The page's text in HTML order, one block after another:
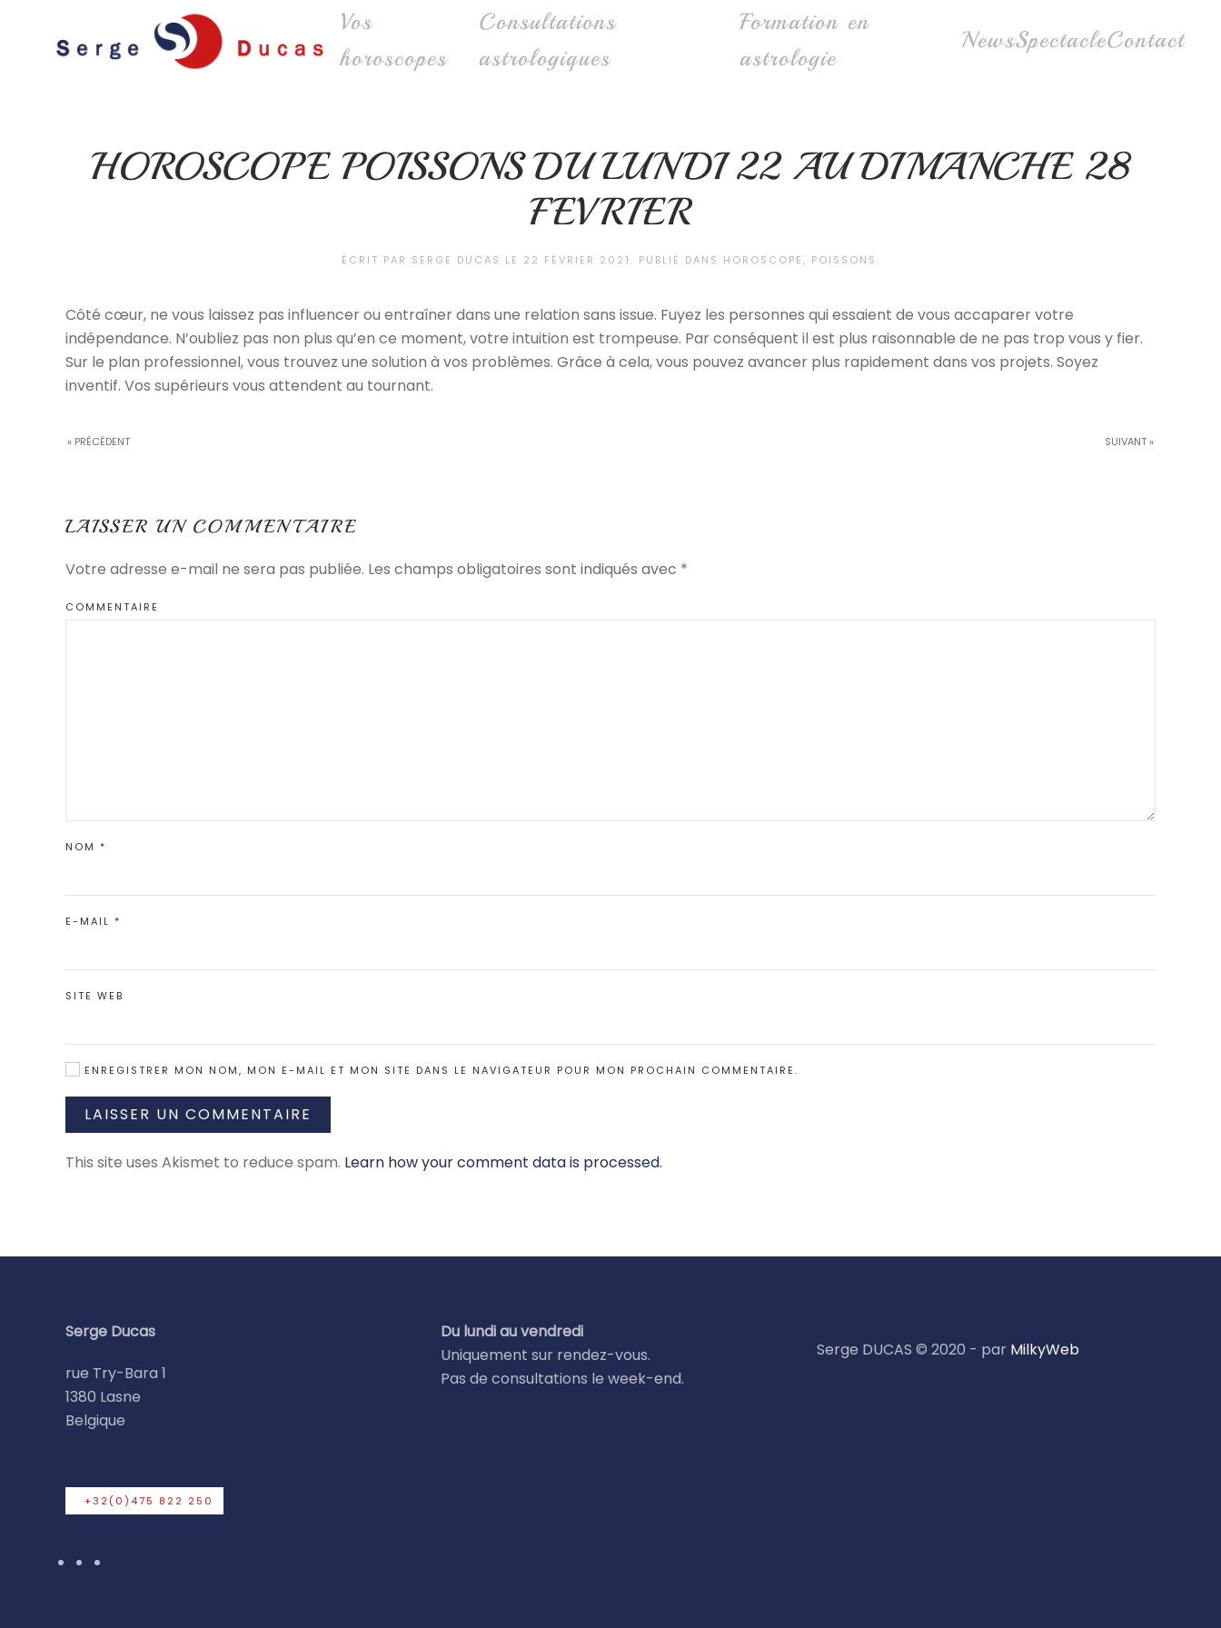
Skip to main content
Vos
horoscopes
Consultations
astrologiques
Formation en
astrologie
NewsSpectacleContact
HOROSCOPE POISSONS DU LUNDI 22 AU DIMANCHE 28
FEVRIER
ÉCRIT PAR SERGE DUCAS LE 22 FÉVRIER 2021 . PUBLIÉ DANS HOROSCOPE, POISSONS .
Côté cœur, ne vous laissez pas influencer ou entraîner dans une relation sans issue. Fuyez les personnes qui essaient de vous accaparer votre
indépendance. N’oubliez pas non plus qu’en ce moment, votre intuition est trompeuse. Par conséquent il est plus raisonnable de ne pas trop vous y fier.
Sur le plan professionnel, vous trouvez une solution à vos problèmes. Grâce à cela, vous pouvez avancer plus rapidement dans vos projets. Soyez
inventif. Vos supérieurs vous attendent au tournant.
« PRÉCÉDENT SUIVANT »
LAISSER UN COMMENTAIRE
Votre adresse e-mail ne sera pas publiée. Les champs obligatoires sont indiqués avec *
COMMENTAIRE
NOM *
E-MAIL *
SITE WEB
ENREGISTRER MON NOM, MON E-MAIL ET MON SITE DANS LE NAVIGATEUR POUR MON PROCHAIN COMMENTAIRE.
LAISSER UN COMMENTAIRE
This site uses Akismet to reduce spam. Learn how your comment data is processed.
Serge Ducas
rue Try-Bara 1
1380 Lasne
Belgique
+32(0)475 822 250
Du lundi au vendredi
Uniquement sur rendez-vous.
Pas de consultations le week-end.
Serge DUCAS © 2020 - par MilkyWeb